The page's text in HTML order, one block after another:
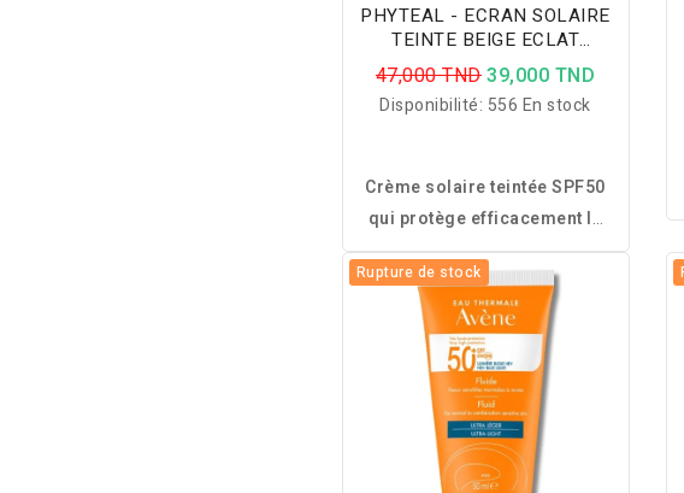
PHYTEAL - ECRAN SOLAIRE
TEINTE BEIGE ECLAT
SPF50+ 50ML
47,000 TND39,000 TND
Disponibilité: 556 En stock
Crème solaire teintée SPF50
qui protège efficacement le
visage tout en unifiant le teint
pour un fini naturel, lumineux
et confortable au quotidien.
Rupture de stock